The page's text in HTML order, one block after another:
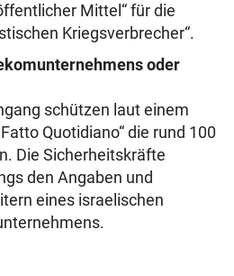
Mittel“ für die
Kriegsverbrecher“.
oder
schützen laut einem
Quotidiano“ die rund 100
Die Sicherheitskräfte
den Angaben und
eines israelischen